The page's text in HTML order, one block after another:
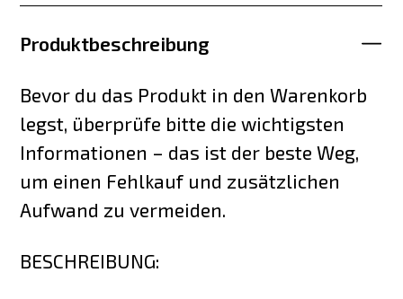
Produktbeschreibung
Bevor du das Produkt in den Warenkorb
legst, überprüfe bitte die wichtigsten
Informationen – das ist der beste Weg,
um einen Fehlkauf und zusätzlichen
Aufwand zu vermeiden.
BESCHREIBUNG: